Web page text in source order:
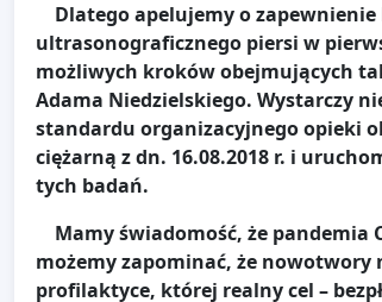
Dlatego apelujemy o zapewnienie
ultrasonograficznego piersi w
możliwych kroków obejmujących
Adama Niedzielskiego. Wystarczy
standardu organizacyjnego opieki
ciężarną z dn. 16.08.2018 r. i
tych badań.
Mamy świadomość, że pandemia
możemy zapominać, że nowotwory
profilaktyce, której realny cel –